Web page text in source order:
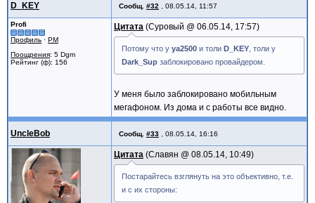
D_KEY Сообщ. #32 08.05.14, 11:57
Profi
Профиль · PM
Поощрения: 5 Dgm
Рейтинг (ф): 156
Цитата Суровый @ 06.05.14, 17:57
Потому что у ya2500 и толи D_KEY , толи у
Dark_Sup заблокировано провайдером.
У меня было заблокировано мобильным
мегафоном. Из дома и с работы все видно.
UncleBob Сообщ. #33 08.05.14, 16:16
Цитата Славян @ 08.05.14, 10:49
Постарайтесь взглянуть на это объективно, т.е.
и с их стороны: